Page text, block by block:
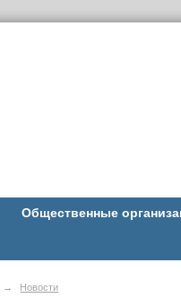
Общественные
→ Новости